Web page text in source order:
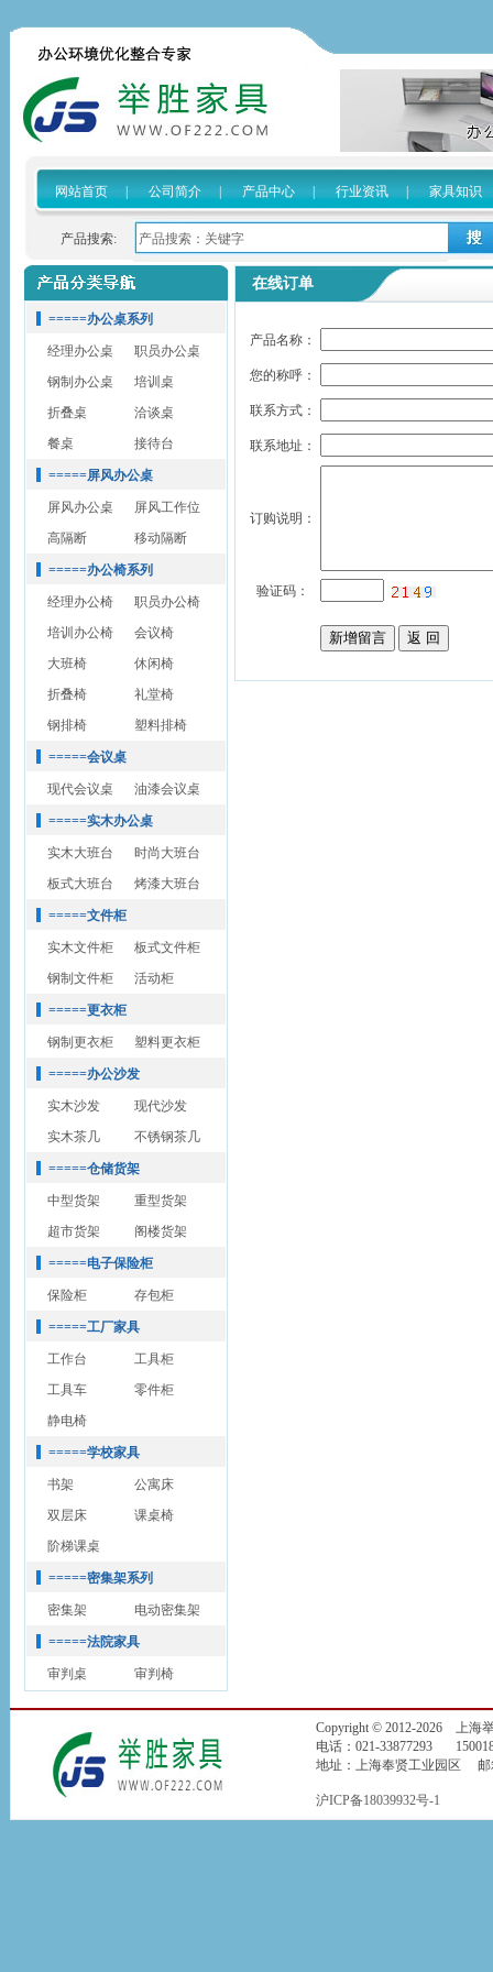
网站首页 公司简介 产品中心 行业资讯 家具知识
产品搜索:
=====办公桌系列
经理办公桌
职员办公桌
钢制办公桌
培训桌
折叠桌
洽谈桌
餐桌
接待台
=====屏风办公桌
屏风办公桌
屏风工作位
高隔断
移动隔断
=====办公椅系列
经理办公椅
职员办公椅
培训办公椅
会议椅
大班椅
休闲椅
折叠椅
礼堂椅
钢排椅
塑料排椅
=====会议桌
现代会议桌 油漆会议桌
=====实木办公桌
实木大班台
时尚大班台
板式大班台
烤漆大班台
=====文件柜
实木文件柜
板式文件柜
钢制文件柜
活动柜
=====更衣柜
钢制更衣柜 塑料更衣柜
=====办公沙发
实木沙发
现代沙发
实木茶几
不锈钢茶几
=====仓储货架
中型货架
重型货架
超市货架
阁楼货架
=====电子保险柜
保险柜 存包柜
=====工厂家具
工作台
工具柜
工具车
零件柜
静电椅
=====学校家具
书架
公寓床
双层床
课桌椅
阶梯课桌
=====密集架系列
密集架 电动密集架
=====法院家具
审判桌 审判椅
在线订单
产品名称：
您的称呼：
联系方式：
联系地址：
订购说明：
验证码：
Copyright © 2012-2026 上海
电话：021-33877293
地址：上海奉贤工业园区 邮
沪ICP备18039932号-1